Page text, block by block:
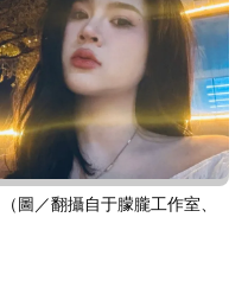
圖／翻攝自于朦朧工作室、